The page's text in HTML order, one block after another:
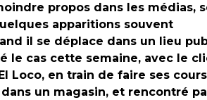
propos dans les médias,
apparitions souvent
il se déplace dans un lieu
le cas cette semaine, avec le
Loco, en train de faire ses
un magasin, et rencontré